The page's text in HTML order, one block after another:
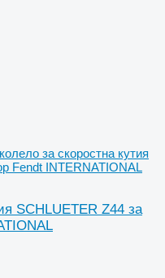
за скоростна кутия
Fendt INTERNATIONAL
SCHLUETER Z44 за